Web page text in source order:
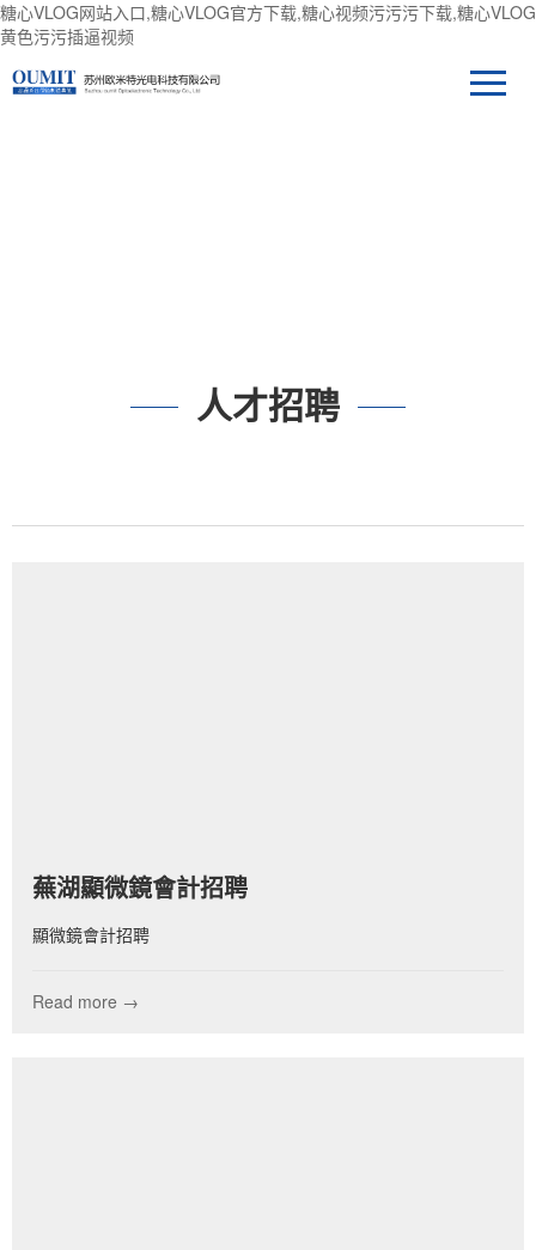
糖心VLOG网站入口,糖心VLOG官方下载,糖心视频污污污下载,糖心VLOG
黄色污污插逼视频
人才招聘
蕪湖顯微鏡會計招聘
顯微鏡會計招聘
Read more →